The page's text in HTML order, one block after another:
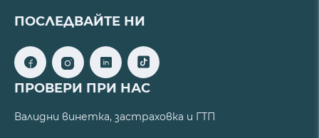
ПОСЛЕДВАЙТЕ НИ
ПРОВЕРИ ПРИ НАС
Валидни винетка, застраховка и ГТП